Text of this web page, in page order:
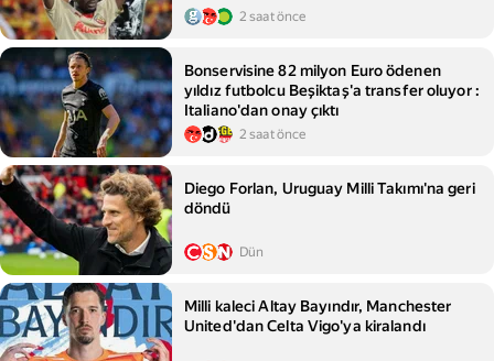
2 saat önce
Bonservisine 82 milyon Euro ödenen
yıldız futbolcu Beşiktaş'a transfer oluyor :
Italiano'dan onay çıktı
2 saat önce
Diego Forlan, Uruguay Milli Takımı'na geri
döndü
Dün
Milli kaleci Altay Bayındır, Manchester
United'dan Celta Vigo'ya kiralandı